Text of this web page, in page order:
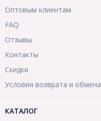
Оптовым клиентам
FAQ
Отзывы
Контакты
Скидки
Условия возврата и обмена
КАТАЛОГ